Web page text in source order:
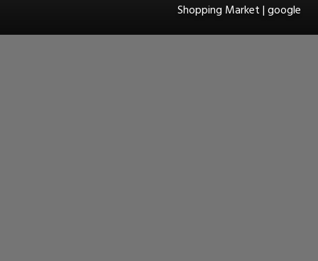
Shopping Market | google